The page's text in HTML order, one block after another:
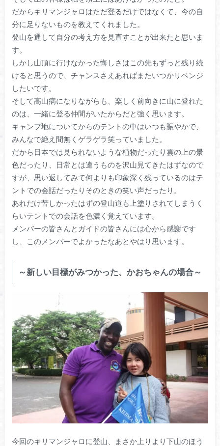
だからキリマンジャロはただ登るだけではなくて、今の自
分に足りないものを教えてくれました。
登山を通して自分の考え方を見直すことが出来たと思いま
す。
しかし山頂に行けなかった悔しさはこの先もずっと残り続
けると思うので、チャンスさえあればまたいつかリベンジ
したいです。
そして高山病になりながらも、楽しく前向きに山に登れた
のは、一緒に登る仲間がいたからだと強く思います。
キャンプ地についてからのテントの中はいつも賑やかで、
みんなで絶え間無くゲラゲラ笑っていました。
だから日本では見られないような植物だったり雲の上の景
色だったり、日常とは違うものを沢山見てきたはずなので
すが、思い返してみて何よりも印象深く残っているのはテ
ントでの会話だったりそのときの笑い声だったり。
あれだけ苦しかったはずの登山道も上塗りされてしまうく
らいテントでの会話を色濃く覚えています。
メンバーの皆さんとガイドの皆さんには心から感謝です
し、このメンバーでよかったなあとやはり思います。
～新しい目標がみつかった、かおちゃんの場合～
今回のキリマンジャロに登山、まさか上りより下山のほう